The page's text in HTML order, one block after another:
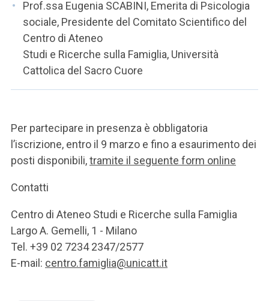
Prof.ssa Eugenia SCABINI, Emerita di Psicologia
sociale, Presidente del Comitato Scientifico del
Centro di Ateneo
Studi e Ricerche sulla Famiglia, Università
Cattolica del Sacro Cuore
Per partecipare in presenza è obbligatoria
l’iscrizione, entro il 9 marzo e fino a esaurimento dei
posti disponibili,tramite il seguente form online
Contatti
Centro di Ateneo Studi e Ricerche sulla Famiglia
Largo A. Gemelli, 1 - Milano
Tel. +39 02 7234 2347/2577
E-mail: centro.famiglia@unicatt.it